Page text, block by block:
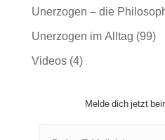
Unerzogen – die
Unerzogen im Alltag (99)
Videos(4)
Melde dich jetzt